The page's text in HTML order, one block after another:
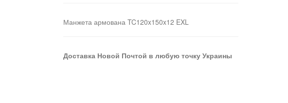
Манжета армована TC120x150x12 EXL
Доставка Новой Почтой в любую точку Украины